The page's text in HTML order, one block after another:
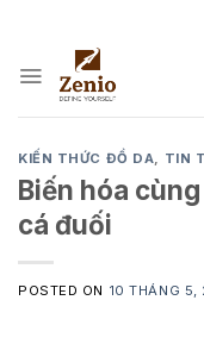
content
KIẾN THỨC ĐỒ DA, TIN
Biến hóa
cá đuối
POSTED ON 10 THÁNG 5,